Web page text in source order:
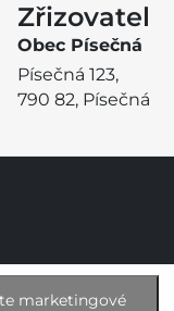
Zřizovatel
Obec Písečná
Písečná 123,
790 82, Písečná
marketingové